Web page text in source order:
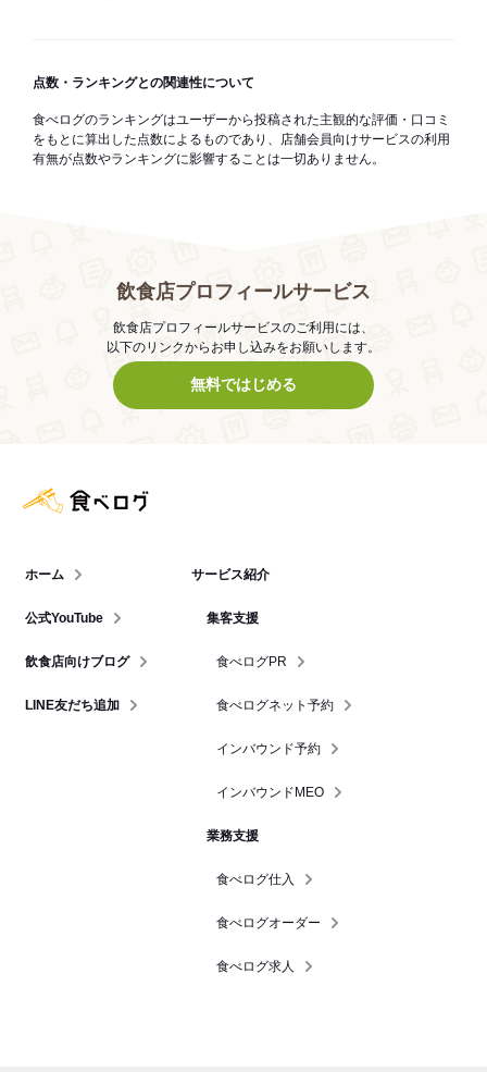
点数・ランキングとの関連性について
食べログのランキングはユーザーから投稿された主観的な評価・口コミ
をもとに算出した点数によるものであり、店舗会員向けサービスの利用
有無が点数やランキングに影響することは一切ありません。
飲食店プロフィールサービス
飲食店プロフィールサービスのご利用には、
以下のリンクからお申し込みをお願いします。
無料ではじめる
ホーム
公式YouTube
飲食店向けブログ
LINE友だち追加
サービス紹介
集客支援
食べログPR
食べログネット予約
インバウンド予約
インバウンドMEO
業務支援
食べログ仕入
食べログオーダー
食べログ求人